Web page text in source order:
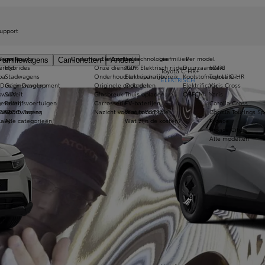
Camionetten
Anders
Toyota C-HR+
ELEKTRISCH
Hybrides
Stadwagens
Gezinswagens
SUV
Bedrijfsvoertuigen
Sportwagens
Alle categorieën
Per model
bZ4X
Toyota C-HR
Yaris Cross
Yaris
Corolla Cross
Corolla Tourings
Proace
Proace City
Alle modellen
Onderhoud en controles
Onze diensten
Onderhoud en reparatie
Originele onderdelen
Glasbreuk
Carrosserie
Nazicht voor autocontrole
Elektrische technologie
100% Elektrisch rijden
Elektrisch rijbereik
Opladen
Thuis opladen
EV-baterijen
Wat is WLTP?
Wat zijn de kosten?
van Toyota
Development
Racing
Leefmilieu
Duurzaamheid
Koolstofneutraliteit
Elektrificatie
OBFCM